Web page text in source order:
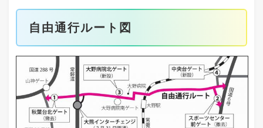
自由通行ルート図